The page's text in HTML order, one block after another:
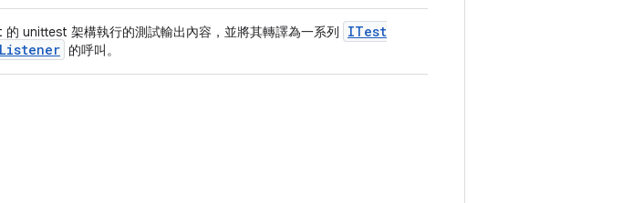
的 unittest 架構執行的測試輸出內容，並將其轉譯為一系列
ITest
Listener 的呼叫。